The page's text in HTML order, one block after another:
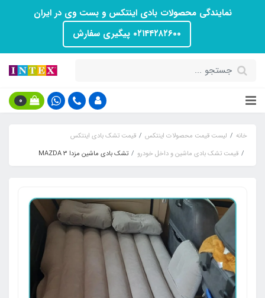
نمایندگی محصولات بادی اینتکس و بست وی در ایران
۰۲۱۴۴۲۸۲۶۰۰ پیگیری سفارش
0
خانه لیست قیمت محصولات اینتکس
قیمت تشک بادی اینتکس
قیمت تشک بادی ماشین و داخل خودرو
تشک بادی ماشین مزدا 3 MAZDA